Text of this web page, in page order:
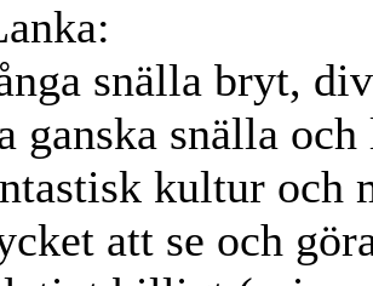
snälla bryt,
ganska snälla och
kultur och
att se och